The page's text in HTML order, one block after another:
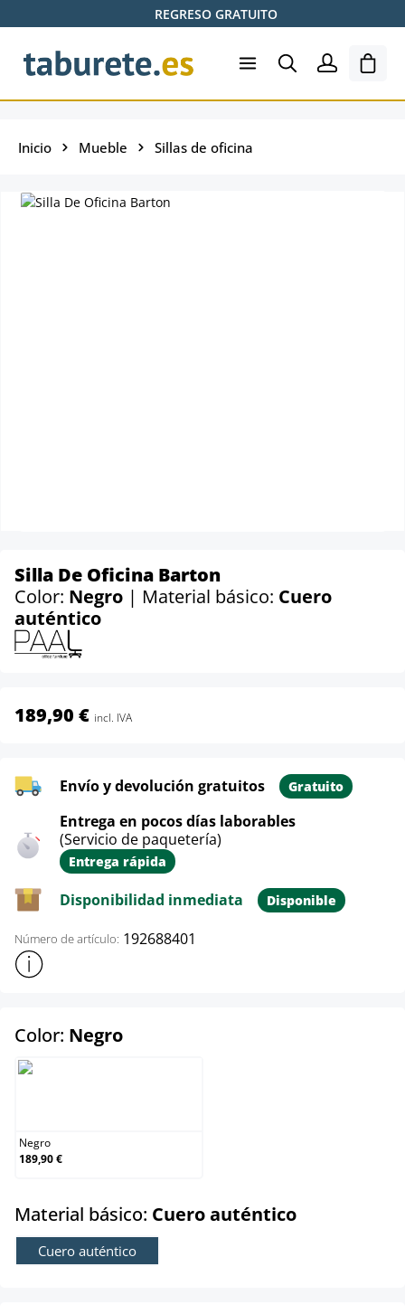
Saltar al contenido principalREGRESO GRATUITO
El
Inicio Mueble Sillas de oficina
Silla De Oficina Barton
Color: Negro | Material básico: Cuero
auténtico
189,90 € incl. IVA
Envío y devolución gratuitos Gratuito
Entrega en pocos días laborables
(Servicio de paquetería)
Entrega rápida
Disponibilidad inmediata Disponible
Número de artículo: 192688401
Mostrar más información sobre el producto
Color: Negroselect
Negro
189,90 €
Material básico: Cuero auténticoselect
Cuero auténtico